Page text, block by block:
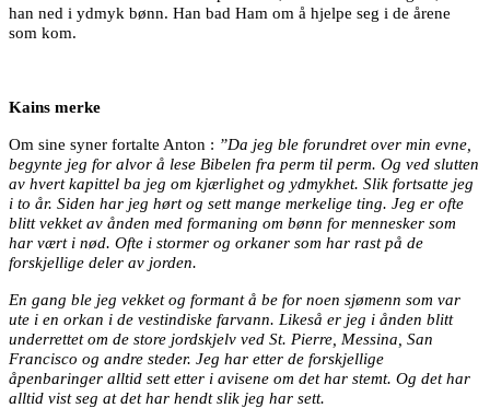
han ned i ydmyk bønn. Han bad Ham om å hjelpe seg i de årene
som kom.
Kains merke
Om sine syner fortalte Anton : ”Da jeg ble forundret over min evne,
begynte jeg for alvor å lese Bibelen fra perm til perm. Og ved slutten
av hvert kapittel ba jeg om kjærlighet og ydmykhet. Slik fortsatte jeg
i to år. Siden har jeg hørt og sett mange merkelige ting. Jeg er ofte
blitt vekket av ånden med formaning om bønn for mennesker som
har vært i nød. Ofte i stormer og orkaner som har rast på de
forskjellige deler av jorden.
En gang ble jeg vekket og formant å be for noen sjømenn som var
ute i en orkan i de vestindiske farvann. Likeså er jeg i ånden blitt
underrettet om de store jordskjelv ved St. Pierre, Messina, San
Francisco og andre steder. Jeg har etter de forskjellige
åpenbaringer alltid sett etter i avisene om det har stemt. Og det har
alltid vist seg at det har hendt slik jeg har sett.